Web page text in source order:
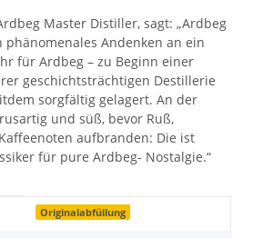
Master Distiller, sagt: „Ardbeg
phänomenales Andenken an ein
für Ardbeg – zu Beginn einer
geschichtsträchtigen Destillerie
sorgfältig gelagert. An der
und süß, bevor Ruß,
aufbranden: Die ist
für pure Ardbeg- Nostalgie.“
Originalabfüllung